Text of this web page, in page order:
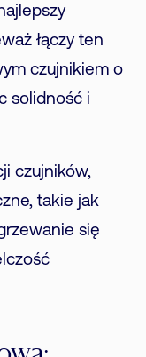
łączy ten
czujnikiem o
solidność i
czujników,
takie jak
się